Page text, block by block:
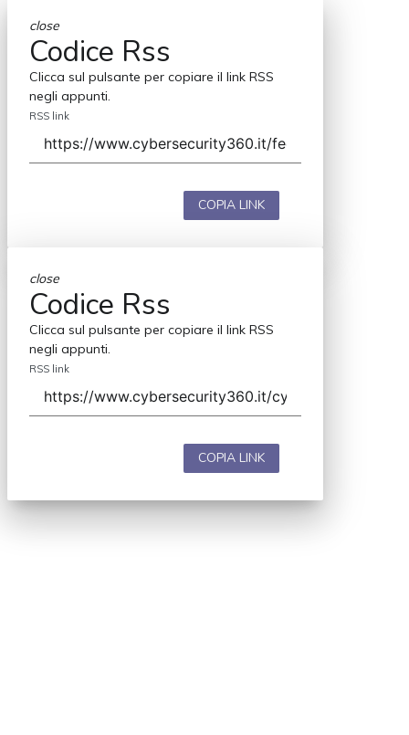
close
Codice Rss
Clicca sul pulsante per copiare il link RSS
negli appunti.
RSS link
COPIA LINK
close
Codice Rss
Clicca sul pulsante per copiare il link RSS
negli appunti.
RSS link
COPIA LINK